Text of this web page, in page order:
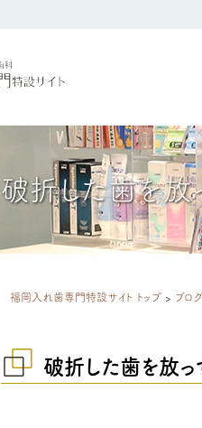
破折した歯を
福岡入れ歯専門特設サイト トップ > ブロ
破折した歯を放